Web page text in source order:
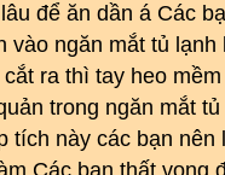
để ăn dần á Các
vào ngăn mắt tủ
ra thì tay heo
trong ngăn mắt
tích này các bạn
Các bạn thất